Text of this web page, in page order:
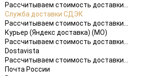
Рассчитываем стоимость доставки...
Служба доставки СДЭК
Рассчитываем стоимость доставки...
Курьер (Яндекс доставка) (МО)
Рассчитываем стоимость доставки...
Dostavista
Рассчитываем стоимость доставки...
Почта России